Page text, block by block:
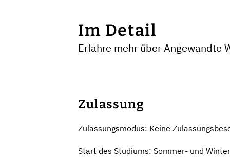
Im Detail
Erfahre mehr über Angewandte
Zulassung
Zulassungsmodus: Keine
Start des Studiums: Sommer- und